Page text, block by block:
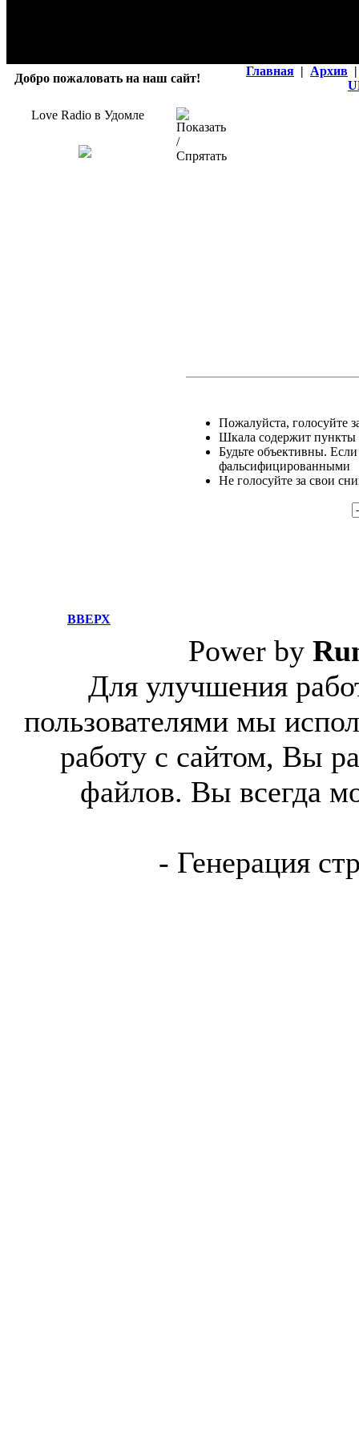
Добро пожаловать на наш сайт!
Главная | Архив |
Love Radio в Удомле
Пожалуйста, голосуйте
Шкала содержит пункты
Будьте объективны.
фальсифицированными
Не голосуйте за свои
ВВЕРХ
Power by
Для улучшения
пользователями мы
работу с сайтом, Вы
файлов. Вы всегда
- Генерация